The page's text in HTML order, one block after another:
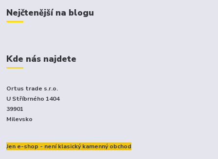
Nejčtenější na blogu
Kde nás najdete
Ortus trade s.r.o.
U Stříbrného 1404
39901
Milevsko
Jen e-shop - není klasický kamenný obchod